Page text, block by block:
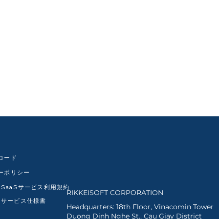
ード
ポリシー
サービス利用規約
ービス仕様書
RIKKEISOFT CORPORATION
Headquarters: 18th Floor, Vinacomin Tower
Duong Dinh Nghe St., Cau Giay District